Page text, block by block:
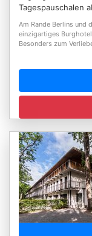
Tagespauschalen
Am Rande Berlins und
einzigartiges
Besonders zum